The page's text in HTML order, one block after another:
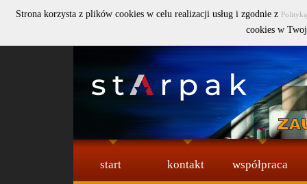
Szukaj :
start kontakt współpraca
Strona korzysta z plików cookies w celu realizacji usług i zgodnie z
cookies w